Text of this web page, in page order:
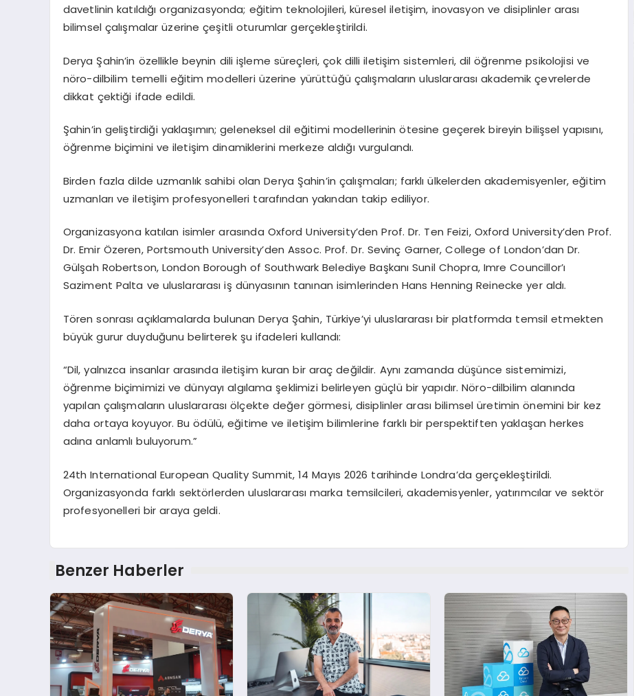
davetlinin katıldığı organizasyonda; eğitim teknolojileri, küresel iletişim, inovasyon ve disiplinler arası
bilimsel çalışmalar üzerine çeşitli oturumlar gerçekleştirildi.
Derya Şahin’in özellikle beynin dili işleme süreçleri, çok dilli iletişim sistemleri, dil öğrenme psikolojisi ve
nöro-dilbilim temelli eğitim modelleri üzerine yürüttüğü çalışmaların uluslararası akademik çevrelerde
dikkat çektiği ifade edildi.
Şahin’in geliştirdiği yaklaşımın; geleneksel dil eğitimi modellerinin ötesine geçerek bireyin bilişsel yapısını,
öğrenme biçimini ve iletişim dinamiklerini merkeze aldığı vurgulandı.
Birden fazla dilde uzmanlık sahibi olan Derya Şahin’in çalışmaları; farklı ülkelerden akademisyenler, eğitim
uzmanları ve iletişim profesyonelleri tarafından yakından takip ediliyor.
Organizasyona katılan isimler arasında Oxford University’den Prof. Dr. Ten Feizi, Oxford University’den Prof.
Dr. Emir Özeren, Portsmouth University’den Assoc. Prof. Dr. Sevinç Garner, College of London’dan Dr.
Gülşah Robertson, London Borough of Southwark Belediye Başkanı Sunil Chopra, Imre Councillor’ı
Saziment Palta ve uluslararası iş dünyasının tanınan isimlerinden Hans Henning Reinecke yer aldı.
Tören sonrası açıklamalarda bulunan Derya Şahin, Türkiye’yi uluslararası bir platformda temsil etmekten
büyük gurur duyduğunu belirterek şu ifadeleri kullandı:
“Dil, yalnızca insanlar arasında iletişim kuran bir araç değildir. Aynı zamanda düşünce sistemimizi,
öğrenme biçimimizi ve dünyayı algılama şeklimizi belirleyen güçlü bir yapıdır. Nöro-dilbilim alanında
yapılan çalışmaların uluslararası ölçekte değer görmesi, disiplinler arası bilimsel üretimin önemini bir kez
daha ortaya koyuyor. Bu ödülü, eğitime ve iletişim bilimlerine farklı bir perspektiften yaklaşan herkes
adına anlamlı buluyorum.”
24th International European Quality Summit, 14 Mayıs 2026 tarihinde Londra’da gerçekleştirildi.
Organizasyonda farklı sektörlerden uluslararası marka temsilcileri, akademisyenler, yatırımcılar ve sektör
profesyonelleri bir araya geldi.
Benzer Haberler